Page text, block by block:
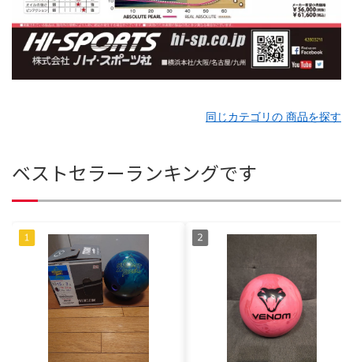
同じカテゴリの 商品を探す
ベストセラーランキングです